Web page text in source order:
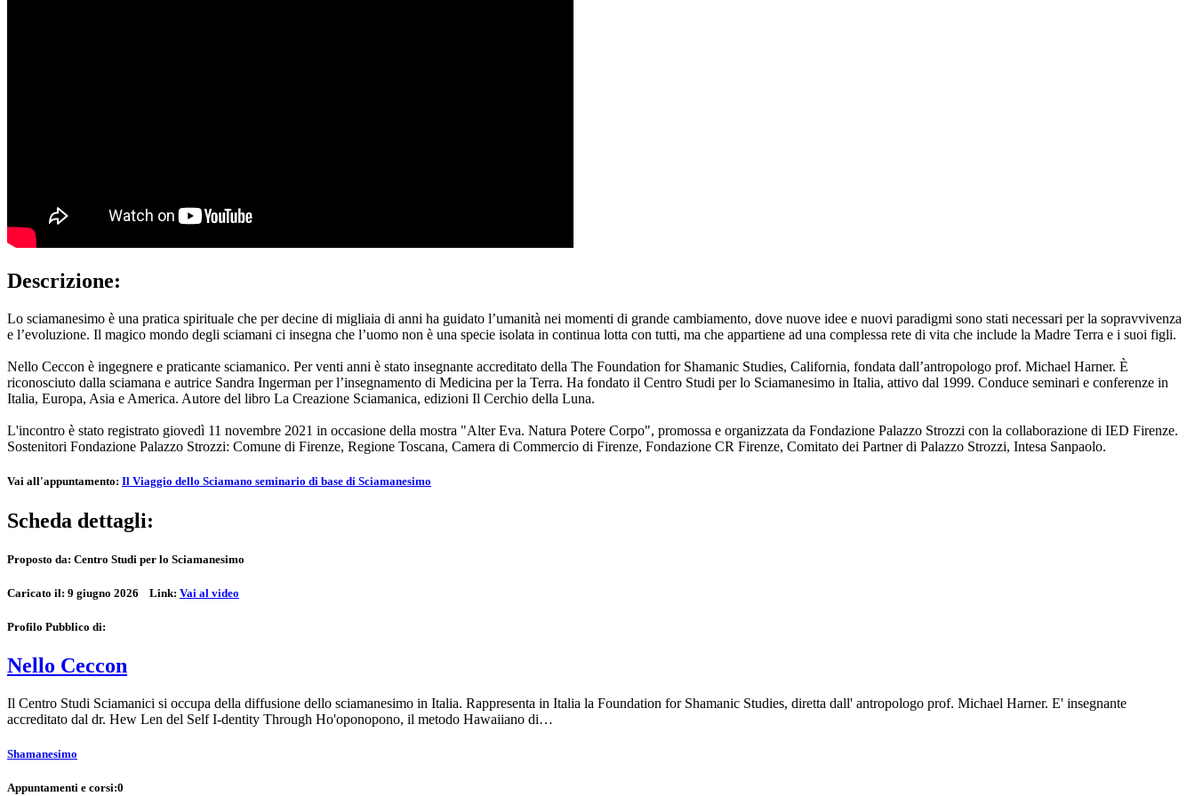
Descrizione:
Lo sciamanesimo è una pratica spirituale che per decine di migliaia di anni ha guidato l’umanità nei momenti di grande cambiamento, dove nuove idee e nuovi paradigmi sono stati necessari per la sopravvivenza
e l’evoluzione. Il magico mondo degli sciamani ci insegna che l’uomo non è una specie isolata in continua lotta con tutti, ma che appartiene ad una complessa rete di vita che include la Madre Terra e i suoi figli.
Nello Ceccon è ingegnere e praticante sciamanico. Per venti anni è stato insegnante accreditato della The Foundation for Shamanic Studies, California, fondata dall’antropologo prof. Michael Harner. È
riconosciuto dalla sciamana e autrice Sandra Ingerman per l’insegnamento di Medicina per la Terra. Ha fondato il Centro Studi per lo Sciamanesimo in Italia, attivo dal 1999. Conduce seminari e conferenze in
Italia, Europa, Asia e America. Autore del libro La Creazione Sciamanica, edizioni Il Cerchio della Luna.
L'incontro è stato registrato giovedì 11 novembre 2021 in occasione della mostra "Alter Eva. Natura Potere Corpo", promossa e organizzata da Fondazione Palazzo Strozzi con la collaborazione di IED Firenze.
Sostenitori Fondazione Palazzo Strozzi: Comune di Firenze, Regione Toscana, Camera di Commercio di Firenze, Fondazione CR Firenze, Comitato dei Partner di Palazzo Strozzi, Intesa Sanpaolo.
Vai all'appuntamento: Il Viaggio dello Sciamano seminario di base di Sciamanesimo
Scheda dettagli:
Proposto da: Centro Studi per lo Sciamanesimo
Caricato il: 9 giugno 2026 Link: Vai al video
Profilo Pubblico di:
Nello Ceccon
Il Centro Studi Sciamanici si occupa della diffusione dello sciamanesimo in Italia. Rappresenta in Italia la Foundation for Shamanic Studies, diretta dall' antropologo prof. Michael Harner. E' insegnante
accreditato dal dr. Hew Len del Self I-dentity Through Ho'oponopono, il metodo Hawaiiano di…
Shamanesimo
Appuntamenti e corsi:0